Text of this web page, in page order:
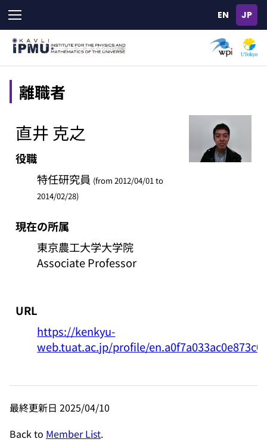
Skip
to
main
content
離職者
直井 克之
役職
特任研究員 (from 2012/04/01 to
2014/02/28)
現在の所属
東京農工大学大学院
Associate Professor
URL
https://kenkyu-
web.tuat.ac.jp/profile/
最終更新日 2025/04/10
Back to Member List.